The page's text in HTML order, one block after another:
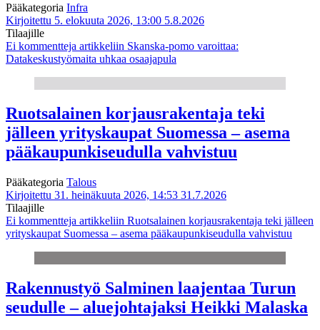
Pääkategoria Infra
Kirjoitettu 5. elokuuta 2026, 13:00 5.8.2026
Tilaajille
Ei kommentteja artikkeliin Skanska-pomo varoittaa:
Datakeskustyömaita uhkaa osaajapula
Ruotsalainen korjausrakentaja teki
jälleen yrityskaupat Suomessa – asema
pääkaupunkiseudulla vahvistuu
Pääkategoria Talous
Kirjoitettu 31. heinäkuuta 2026, 14:53 31.7.2026
Tilaajille
Ei kommentteja artikkeliin Ruotsalainen korjausrakentaja teki jälleen
yrityskaupat Suomessa – asema pääkaupunkiseudulla vahvistuu
Rakennustyö Salminen laajentaa Turun
seudulle – aluejohtajaksi Heikki Malaska